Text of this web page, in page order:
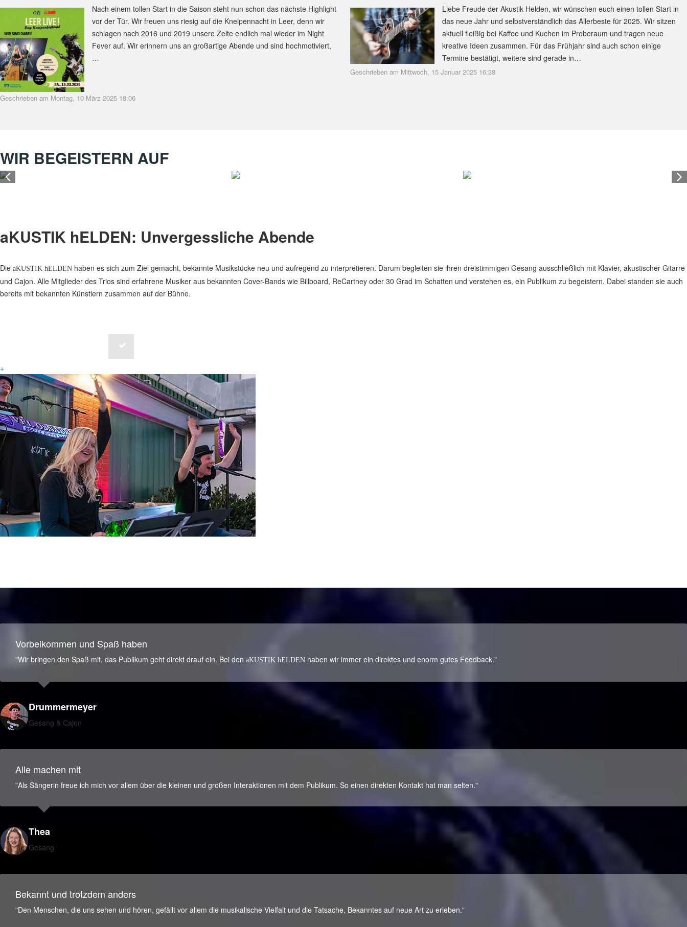
Nach einem tollen Start in die Saison steht nun schon das nächste Highlight
vor der Tür. Wir freuen uns riesig auf die Kneipennacht in Leer, denn wir
schlagen nach 2016 und 2019 unsere Zelte endlich mal wieder im Night
Fever auf. Wir erinnern uns an großartige Abende und sind hochmotiviert,
…
Geschrieben am Montag, 10 März 2025 18:06
Liebe Freude der Akustik Helden, wir wünschen euch einen tollen Start in
das neue Jahr und selbstverständlich das Allerbeste für 2025. Wir sitzen
aktuell fleißig bei Kaffee und Kuchen im Proberaum und tragen neue
kreative Ideen zusammen. Für das Frühjahr sind auch schon einige
Termine bestätigt, weitere sind gerade in…
Geschrieben am Mittwoch, 15 Januar 2025 16:38
WIR BEGEISTERN AUF
aKUSTIK hELDEN: Unvergessliche Abende
Die aKUSTIK hELDEN haben es sich zum Ziel gemacht, bekannte Musikstücke neu und aufregend zu interpretieren. Darum begleiten sie ihren dreistimmigen Gesang ausschließlich mit Klavier, akustischer Gitarre
und Cajon. Alle Mitglieder des Trios sind erfahrene Musiker aus bekannten Cover-Bands wie Billboard, ReCartney oder 30 Grad im Schatten und verstehen es, ein Publikum zu begeistern. Dabei standen sie auch
bereits mit bekannten Künstlern zusammen auf der Bühne.
+
Vorbeikommen und Spaß haben
"Wir bringen den Spaß mit, das Publikum geht direkt drauf ein. Bei den aKUSTIK hELDEN haben wir immer ein direktes und enorm gutes Feedback."
Drummermeyer
Gesang & Cajon
Alle machen mit
"Als Sängerin freue ich mich vor allem über die kleinen und großen Interaktionen mit dem Publikum. So einen direkten Kontakt hat man selten."
Thea
Gesang
Bekannt und trotzdem anders
"Den Menschen, die uns sehen und hören, gefällt vor allem die musikalische Vielfalt und die Tatsache, Bekanntes auf neue Art zu erleben."